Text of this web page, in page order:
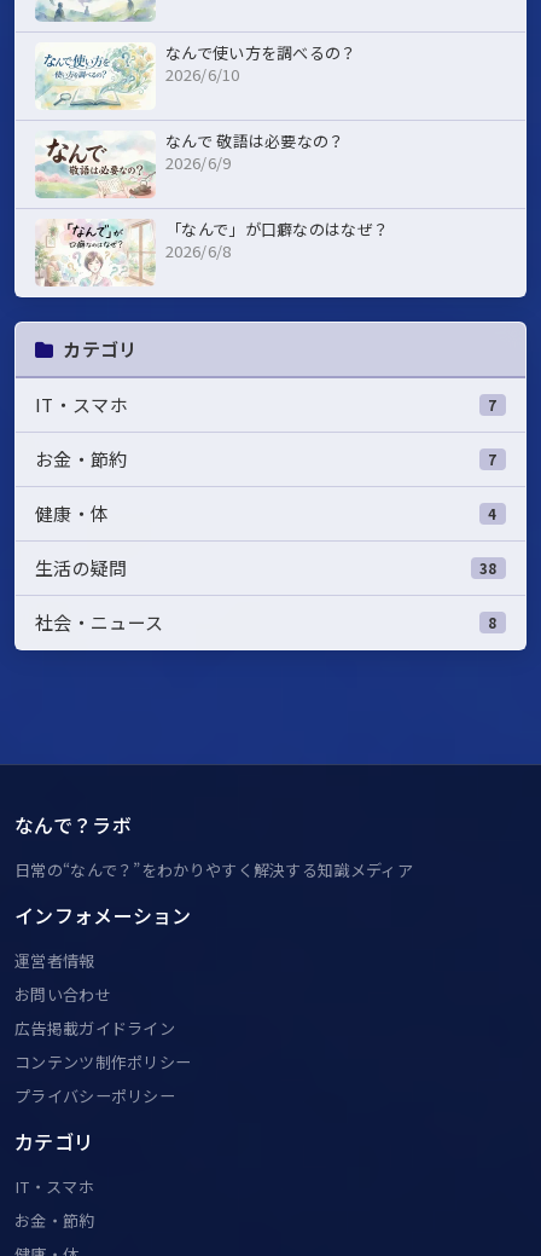
なんで使い方を調べるの？
2026/6/10
なんで 敬語は必要なの？
2026/6/9
「なんで」が口癖なのはなぜ？
2026/6/8
カテゴリ
IT・スマホ 7
お金・節約 7
健康・体 4
生活の疑問 38
社会・ニュース 8
なんで？ラボ
日常の“なんで？”をわかりやすく解決する知識メディア
インフォメーション
運営者情報
お問い合わせ
広告掲載ガイドライン
コンテンツ制作ポリシー
プライバシーポリシー
カテゴリ
IT・スマホ
お金・節約